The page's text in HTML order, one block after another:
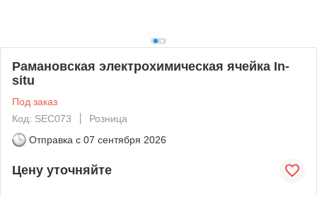
Рамановская электрохимическая ячейка In-
situ
Под заказ
Код: SEC073
Розница
Отправка с 07 сентября 2026
Цену уточняйте